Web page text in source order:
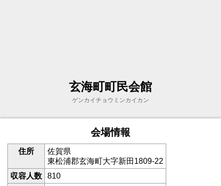
玄海町町民会館
ゲンカイチョウミンカイカン
会場情報
住所
佐賀県
東松浦郡玄海町大字新田1809-22
収容人数
810